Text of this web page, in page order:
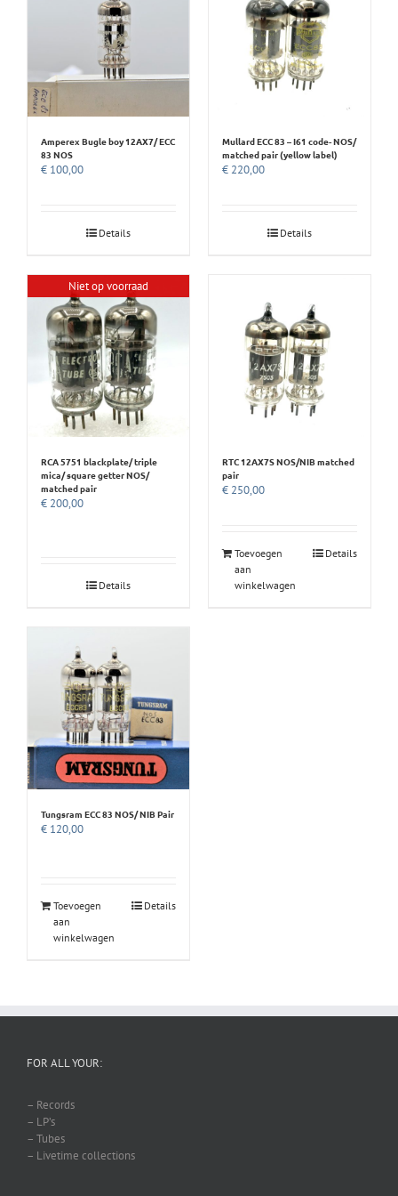
Amperex Bugle boy 12AX7/ ECC
83 NOS
€ 100,00
Details
Mullard ECC 83 – I61 code- NOS/
matched pair (yellow label)
€ 220,00
Details
Niet op voorraad
RCA 5751 blackplate/ triple
mica/ square getter NOS/
matched pair
€ 200,00
Details
RTC 12AX7S NOS/NIB matched
pair
€ 250,00
Toevoegen
aan
winkelwagen
Details
Tungsram ECC 83 NOS/ NIB Pair
€ 120,00
Toevoegen
aan
winkelwagen
Details
FOR ALL YOUR:
– Records
– LP’s
– Tubes
– Livetime collections